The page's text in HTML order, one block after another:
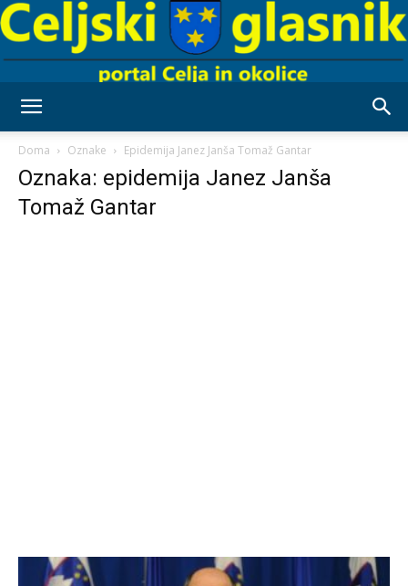
Doma Oznake Epidemija Janez Janša Tomaž Gantar
Oznaka: epidemija Janez Janša
Tomaž Gantar